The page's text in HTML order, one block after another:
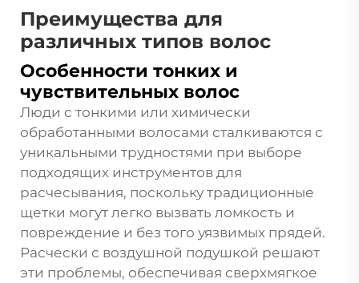
Преимущества для
различных типов волос
Особенности тонких и
чувствительных волос
Люди с тонкими или химически
обработанными волосами сталкиваются с
уникальными трудностями при выборе
подходящих инструментов для
расчесывания, поскольку традиционные
щетки могут легко вызвать ломкость и
повреждение и без того уязвимых прядей.
Расчески с воздушной подушкой решают
эти проблемы, обеспечивая сверхмягкое